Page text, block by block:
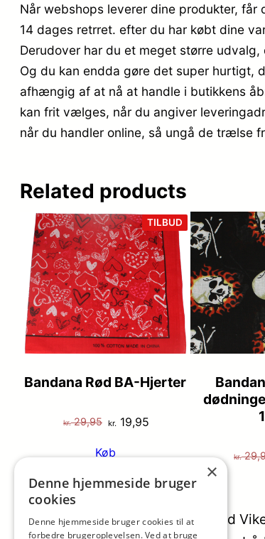
Når webshops leverer dine produkter,
14 dages retrret. efter du har købt dine
Derudover har du et meget større
Og du kan endda gøre det super hurtigt,
afhængig af at nå at handle i butikkens
kan frit vælges, når du angiver
når du handler online, så ungå de trælse
Related products
TILBUD VARE
PÅ
TILBUD
Bandana Rød BA-Hjerter
kr.29,95 Den
pris
var:
kr. 19,95
pris
er:
Køb kr.
VISKA Viken Luffer i lammeskind
×
Denne hjemmeside bruger
cookies
Denne hjemmeside bruger cookies til at
forbedre brugeroplevelsen. Ved at bruge